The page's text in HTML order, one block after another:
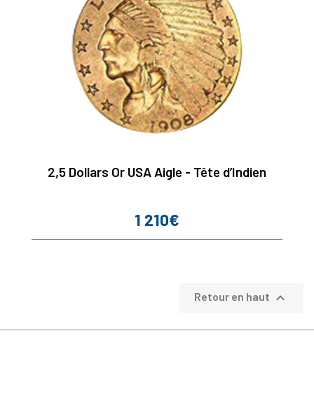
2,5 Dollars Or USA Aigle - Tête d’Indien
Prix
1 210€
Retour en haut 